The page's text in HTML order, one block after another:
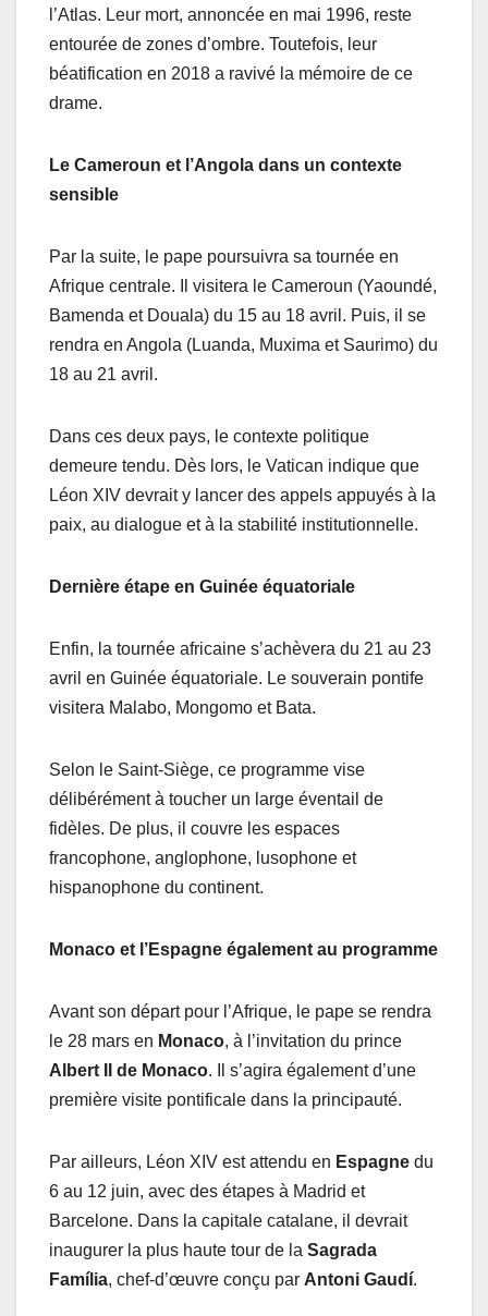
l’Atlas. Leur mort, annoncée en mai 1996, reste
entourée de zones d’ombre. Toutefois, leur
béatification en 2018 a ravivé la mémoire de ce
drame.
Le Cameroun et l’Angola dans un contexte
sensible
Par la suite, le pape poursuivra sa tournée en
Afrique centrale. Il visitera le Cameroun (Yaoundé,
Bamenda et Douala) du 15 au 18 avril. Puis, il se
rendra en Angola (Luanda, Muxima et Saurimo) du
18 au 21 avril.
Dans ces deux pays, le contexte politique
demeure tendu. Dès lors, le Vatican indique que
Léon XIV devrait y lancer des appels appuyés à la
paix, au dialogue et à la stabilité institutionnelle.
Dernière étape en Guinée équatoriale
Enfin, la tournée africaine s’achèvera du 21 au 23
avril en Guinée équatoriale. Le souverain pontife
visitera Malabo, Mongomo et Bata.
Selon le Saint-Siège, ce programme vise
délibérément à toucher un large éventail de
fidèles. De plus, il couvre les espaces
francophone, anglophone, lusophone et
hispanophone du continent.
Monaco et l’Espagne également au programme
Avant son départ pour l’Afrique, le pape se rendra
le 28 mars en Monaco, à l’invitation du prince
Albert II de Monaco. Il s’agira également d’une
première visite pontificale dans la principauté.
Par ailleurs, Léon XIV est attendu en Espagne du
6 au 12 juin, avec des étapes à Madrid et
Barcelone. Dans la capitale catalane, il devrait
inaugurer la plus haute tour de la Sagrada
Família, chef-d’œuvre conçu par Antoni Gaudí.